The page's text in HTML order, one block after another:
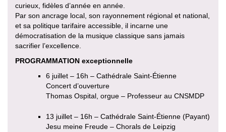
curieux, fidèles d’année en année.
Par son ancrage local, son rayonnement régional et national,
et sa politique tarifaire accessible, il incarne une
démocratisation de la musique classique sans jamais
sacrifier l’excellence.
PROGRAMMATION exceptionnelle
6 juillet – 16h – Cathédrale Saint-Étienne
Concert d’ouverture
Thomas Ospital, orgue – Professeur au CNSMDP
13 juillet – 16h – Cathédrale Saint-Étienne (Payant)
Jesu meine Freude – Chorals de Leipzig